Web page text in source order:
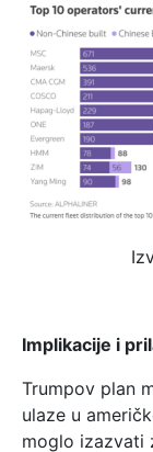
Implikacije i
Trumpov plan
ulaze u
moglo izazvati